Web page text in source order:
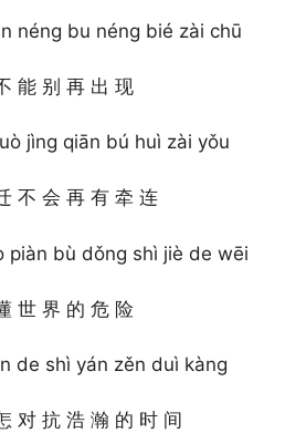
néng bu néng bié zài chū
能 别 再 出 现
jìng qiān bú huì zài yǒu
不 会 再 有 牵 连
piàn bù dǒng shì jiè de wēi
世 界 的 危 险
de shì yán zěn duì kàng
对 抗 浩 瀚 的 时 间